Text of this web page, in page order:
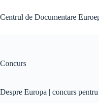
to
content
Centrul de Documentare
Concurs
Despre Europa | concurs